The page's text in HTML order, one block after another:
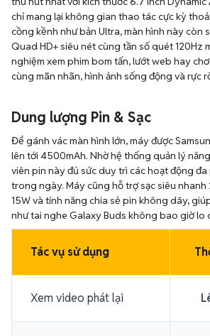
chỉ mang lại không gian thao tác cực kỳ
cồng kềnh như bản Ultra, màn hình này còn
Quad HD+ siêu nét cùng tần số quét 120Hz
nghiệm xem phim bom tấn, lướt web hay
cùng mãn nhãn, hình ảnh sống động và rực
Dung lượng Pin & Sạc
Để gánh vác màn hình lớn, máy được
lên tới 4500mAh. Nhờ hệ thống quản lý
viên pin này đủ sức duy trì các hoạt động
trong ngày. Máy cũng hỗ trợ sạc siêu
15W và tính năng chia sẻ pin không dây,
như tai nghe Galaxy Buds không bao giờ lo
Tác vụ sử dụng
Xem video phát lại